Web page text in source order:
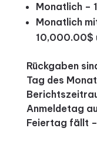
Monatlich –
Monatlich
10,000.00$
Rückgaben
Tag des
Anmeldetag
Feiertag fällt